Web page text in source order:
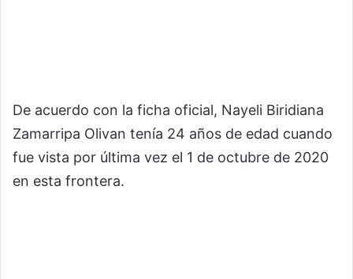
De acuerdo con la ficha oficial, Nayeli Biridiana
Zamarripa Olivan tenía 24 años de edad cuando
fue vista por última vez el 1 de octubre de 2020
en esta frontera.